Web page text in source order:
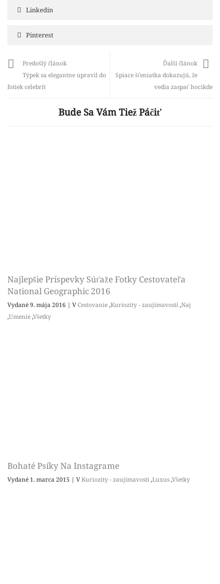
Linkedin
Pinterest
Predošlý článok
Týpek sa elegantne upravil do
fotiek celebrít
Ďalší článok
Spiace šťeniatka dokazujú, že
vedia zaspať hocikde
Bude Sa Vám Tiež Páčiť
Najlepšie Príspevky Súťaže Fotky Cestovateľa
National Geographic 2016
Vydané 9. mája 2016 | VCestovanie,Kuriozity - zaujímavosti,Naj
,Umenie,Všetky
Bohaté Psíky Na Instagrame
Vydané 1. marca 2015 | VKuriozity - zaujímavosti,Luxus,Všetky